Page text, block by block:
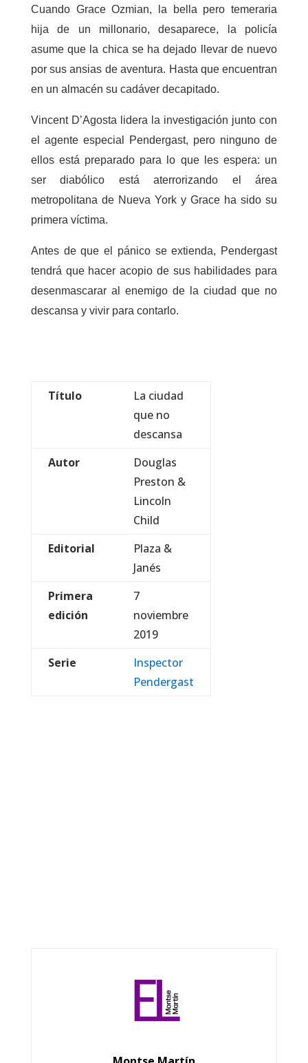
Cuando Grace Ozmian, la bella pero temeraria
hija de un millonario, desaparece, la policía
asume que la chica se ha dejado llevar de nuevo
por sus ansias de aventura. Hasta que encuentran
en un almacén su cadáver decapitado.
Vincent D’Agosta lidera la investigación junto con
el agente especial Pendergast, pero ninguno de
ellos está preparado para lo que les espera: un
ser diabólico está aterrorizando el área
metropolitana de Nueva York y Grace ha sido su
primera víctima.
Antes de que el pánico se extienda, Pendergast
tendrá que hacer acopio de sus habilidades para
desenmascarar al enemigo de la ciudad que no
descansa y vivir para contarlo.
Título
La ciudad
que no
descansa
Autor
Douglas
Preston &
Lincoln
Child
Editorial
Plaza &
Janés
Primera
edición
7
noviembre
2019
Serie
Inspector
Pendergast